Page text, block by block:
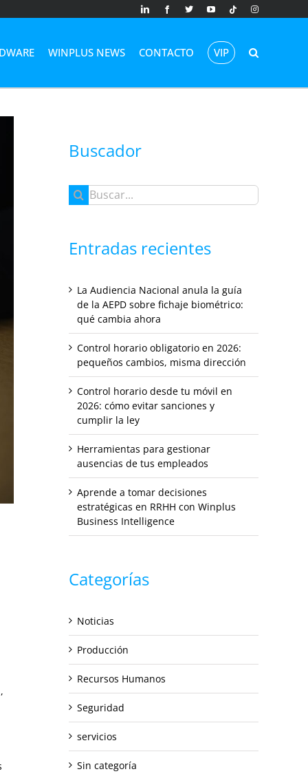
LinkedInFacebook
X YouTubeTiktokInstagram
WINPLUS NEWS CONTACTO VIP
Buscador
Buscar:
Entradas recientes
La Audiencia Nacional anula la guía
de la AEPD sobre fichaje biométrico:
qué cambia ahora
Control horario obligatorio en 2026:
pequeños cambios, misma dirección
Control horario desde tu móvil en
2026: cómo evitar sanciones y
cumplir la ley
Herramientas para gestionar
ausencias de tus empleados
Aprende a tomar decisiones
estratégicas en RRHH con Winplus
Business Intelligence
Categorías
Noticias
Producción
Recursos Humanos
Seguridad
servicios
Sin categoría